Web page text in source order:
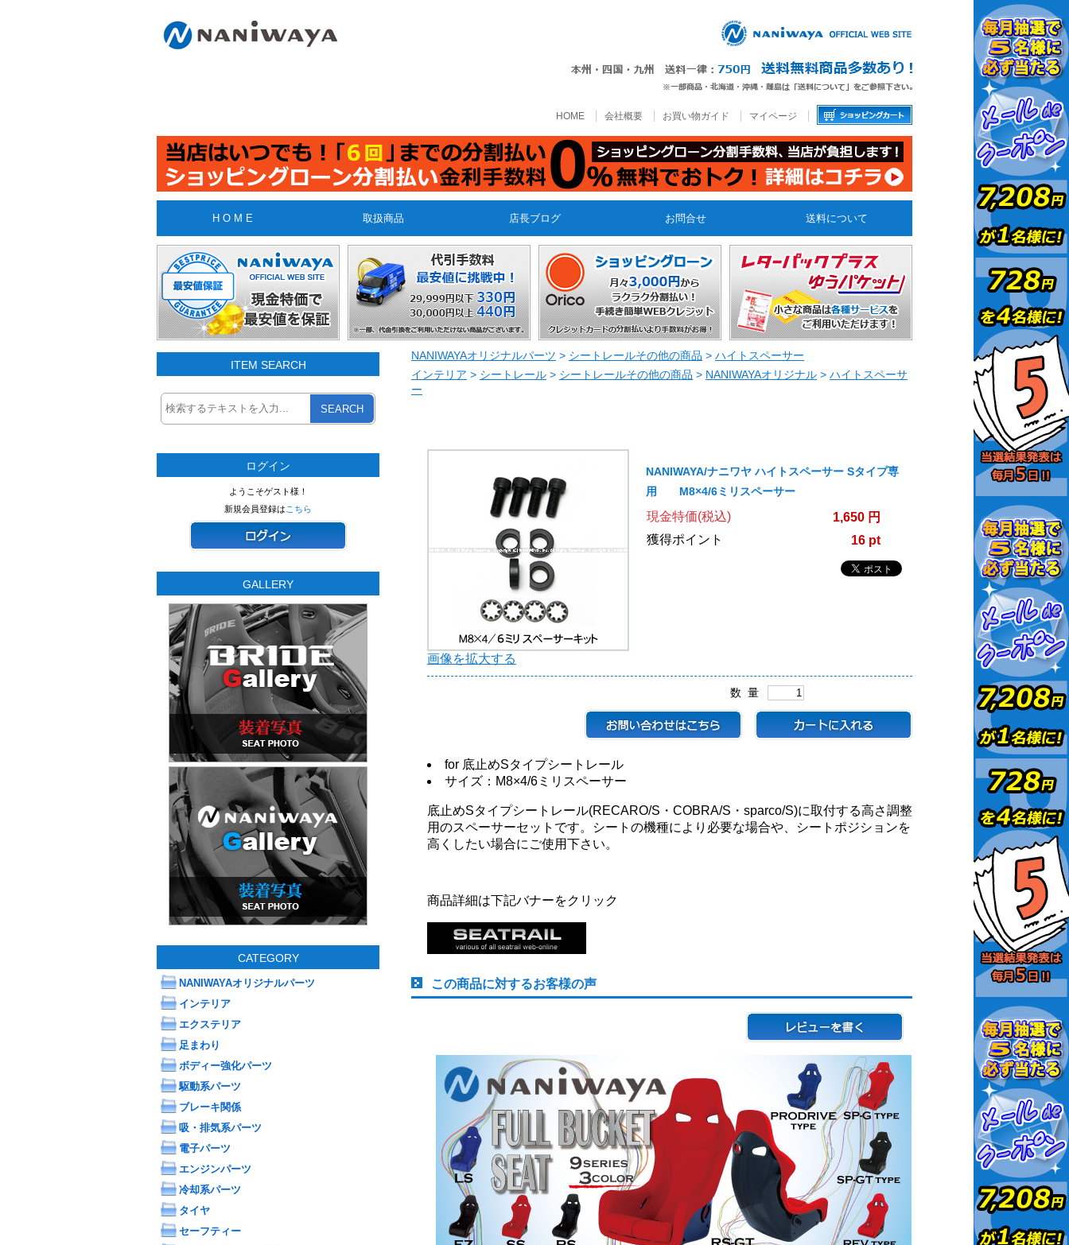
HOME 会社概要 お買い物ガイド マイページ
H O M E 取扱商品 店長ブログ お問合せ 送料について
ITEM SEARCH
SEARCH
ログイン
ようこそゲスト様！
新規会員登録は こちら
GALLERY
CATEGORY
NANIWAYAオリジナルパーツ
インテリア
エクステリア
足まわり
ボディー強化パーツ
駆動系パーツ
ブレーキ関係
吸・排気系パーツ
電子パーツ
エンジンパーツ
冷却系パーツ
タイヤ
セーフティー
NANIWAYAオリジナルパーツ > シートレールその他の商品 > ハイトスペーサー
インテリア > シートレール > シートレールその他の商品 > NANIWAYAオリジナル > ハイトスペーサ
ー
画像を拡大する
NANIWAYA/ナニワヤ ハイトスペーサー Sタイプ専
用 M8×4/6ミリスペーサー
現金特価(税込)
1,650 円
獲得ポイント
16 pt
数 量
for 底止めSタイプシートレール
サイズ：M8×4/6ミリスペーサー
底止めSタイプシートレール(RECARO/S・COBRA/S・sparco/S)に取付する高さ調整
用のスペーサーセットです。シートの機種により必要な場合や、シートポジションを
高くしたい場合にご使用下さい。
商品詳細は下記バナーをクリック
この商品に対するお客様の声